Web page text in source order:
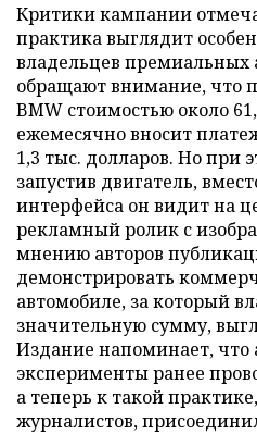
Критики кампании
практика выглядит
владельцев премиальных
обращают внимание, что
BMW стоимостью около
ежемесячно вносит
1,3 тыс. долларов. Но при
запустив двигатель,
интерфейса он видит на
рекламный ролик с
мнению авторов
демонстрировать
автомобиле, за который
значительную сумму,
Издание напоминает, что
эксперименты ранее
а теперь к такой
журналистов,